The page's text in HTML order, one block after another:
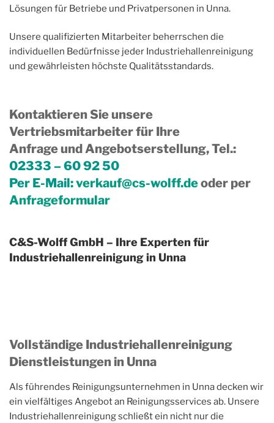
Lösungen für Betriebe und Privatpersonen in Unna.
Unsere qualifizierten Mitarbeiter beherrschen die
individuellen Bedürfnisse jeder Industriehallenreinigung
und gewährleisten höchste Qualitätsstandards.
Kontaktieren Sie unsere
Vertriebsmitarbeiter für Ihre
Anfrage und Angebotserstellung, Tel.:
02333 – 60 92 50
Per E-Mail:verkauf@cs-wolff.deoder per
Anfrageformular
C&S-Wolff GmbH – Ihre Experten für
Industriehallenreinigung in Unna
Vollständige Industriehallenreinigung
Dienstleistungen in Unna
Als führendes Reinigungsunternehmen in Unna decken wir
ein vielfältiges Angebot an Reinigungsservices ab. Unsere
Industriehallenreinigung schließt ein nicht nur die